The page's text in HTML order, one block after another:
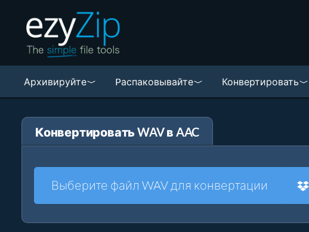
Архивируйте Pаспаковывайте Конвертировать
Конвертировать WAV в AAC
Выберите файл WAV для конвертации